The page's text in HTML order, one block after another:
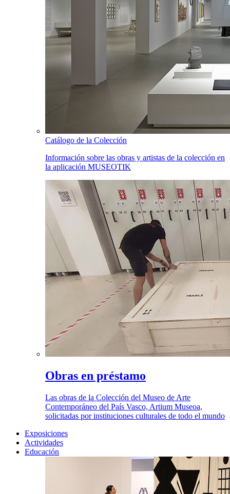
Catálogo de la Colección
Información sobre las obras y artistas de la colección en
la aplicación MUSEOTIK
Obras en préstamo
Las obras de la Colección del Museo de Arte
Contemporáneo del País Vasco, Artium Museoa,
solicitadas por instituciones culturales de todo el mundo
Exposiciones
Actividades
Educación